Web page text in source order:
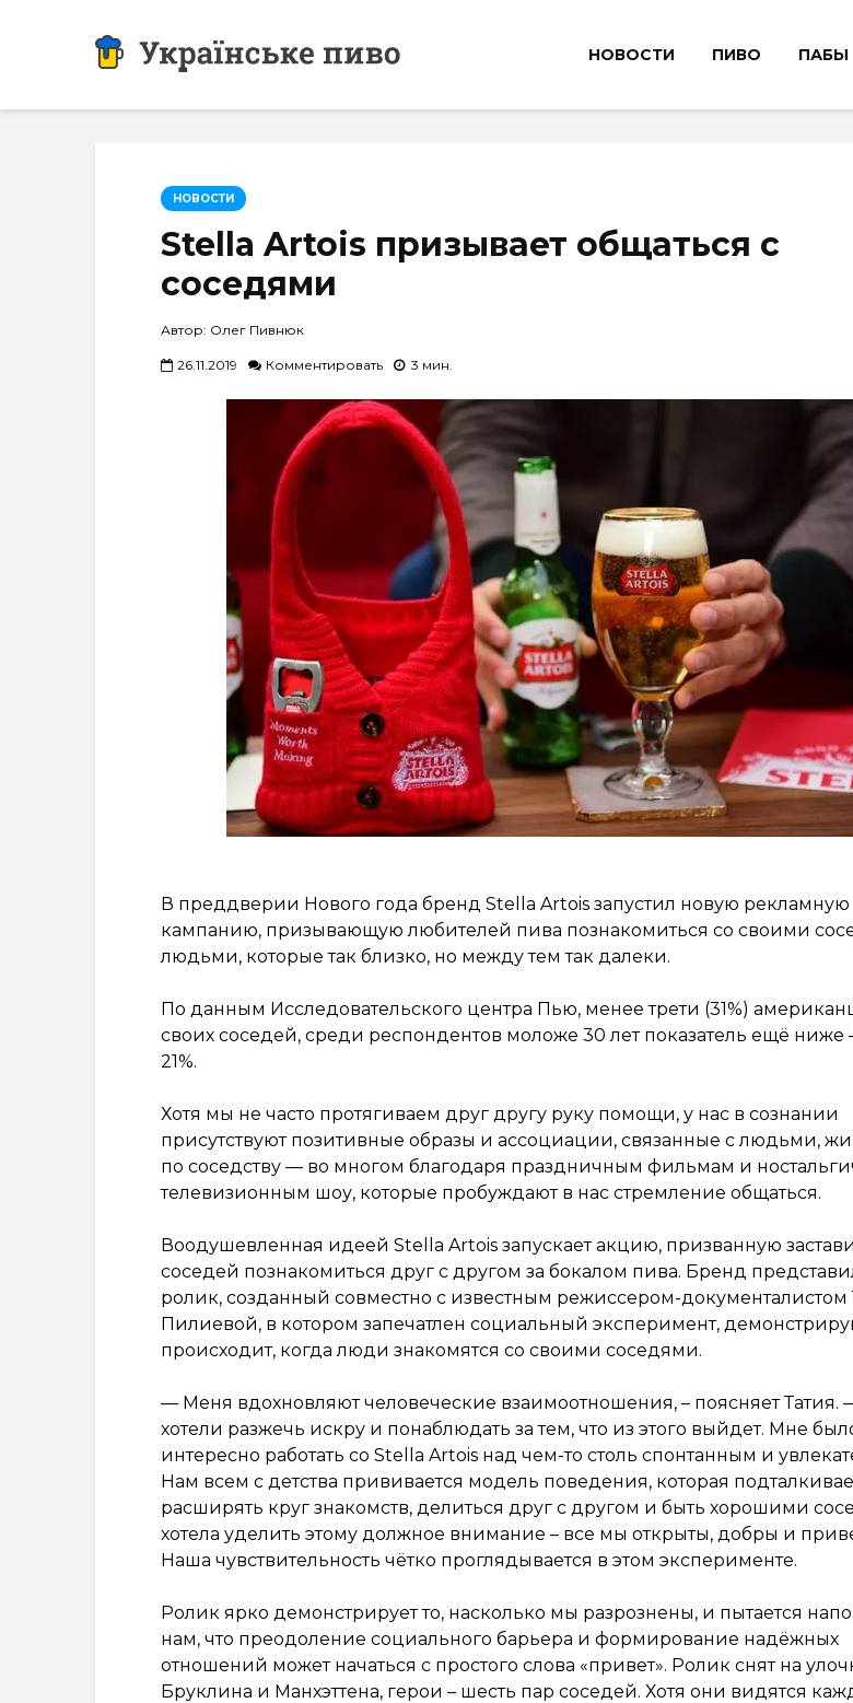
НОВОСТИ ПИВО ПАБЫ
НОВОСТИ
Stella Artois призывает общаться с
соседями
Автор: Олег Пивнюк
26.11.2019 Комментировать 3 мин.
В преддверии Нового года бренд Stella Artois запустил новую рекламную
кампанию, призывающую любителей пива познакомиться со своими
людьми, которые так близко, но между тем так далеки.
По данным Исследовательского центра Пью, менее трети (31%)
своих соседей, среди респондентов моложе 30 лет показатель ещё ниже
21%.
Хотя мы не часто протягиваем друг другу руку помощи, у нас в сознании
присутствуют позитивные образы и ассоциации, связанные с людьми,
по соседству — во многом благодаря праздничным фильмам и
телевизионным шоу, которые пробуждают в нас стремление общаться.
Воодушевленная идеей Stella Artois запускает акцию, призванную
соседей познакомиться друг с другом за бокалом пива. Бренд
ролик, созданный совместно с известным режиссером-документалистом
Пилиевой, в котором запечатлен социальный эксперимент,
происходит, когда люди знакомятся со своими соседями.
— Меня вдохновляют человеческие взаимоотношения, – поясняет Татия.
хотели разжечь искру и понаблюдать за тем, что из этого выйдет. Мне
интересно работать со Stella Artois над чем-то столь спонтанным и
Нам всем с детства прививается модель поведения, которая
расширять круг знакомств, делиться друг с другом и быть хорошими
хотела уделить этому должное внимание – все мы открыты, добры и
Наша чувствительность чётко проглядывается в этом эксперименте.
Ролик ярко демонстрирует то, насколько мы разрознены, и пытается
нам, что преодоление социального барьера и формирование надёжных
отношений может начаться с простого слова «привет». Ролик снят на
Бруклина и Манхэттена, герои – шесть пар соседей. Хотя они видятся